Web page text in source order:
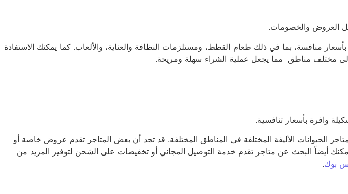
منافسة، بما في ذلك طعام القطط، ومستلزمات النظافة والعناية، والألعاب. كما يمكنك الاستفادة
مختلف مناطق مما يجعل عملية الشراء سهلة ومريحة.
الحيوانات الأليفة المختلفة في المناطق المختلفة. قد تجد أن بعض المتاجر تقدم عروض خاصة أو
أيضاً البحث عن متاجر تقدم خدمة التوصيل المجاني أو تخفيضات على الشحن لتوفير المزيد من
بوك.